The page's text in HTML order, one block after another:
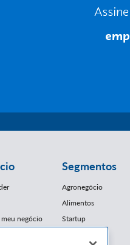
negócio
Segmentos
Agronegócio
Alimentos
Startup